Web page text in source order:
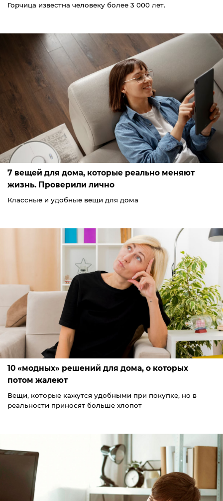
Горчица известна человеку более 3 000 лет.
7 вещей для дома, которые реально меняют
жизнь. Проверили лично
Классные и удобные вещи для дома
10 «модных» решений для дома, о которых
потом жалеют
Вещи, которые кажутся удобными при покупке, но в
реальности приносят больше хлопот